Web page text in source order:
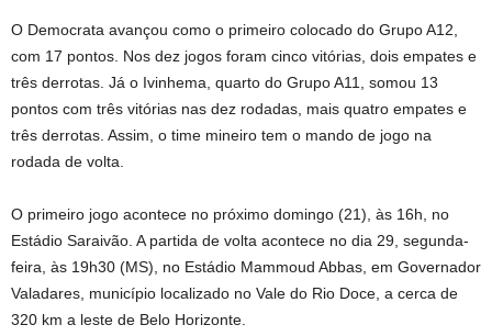
O Democrata avançou como o primeiro colocado do Grupo A12,
com 17 pontos. Nos dez jogos foram cinco vitórias, dois empates e
três derrotas. Já o Ivinhema, quarto do Grupo A11, somou 13
pontos com três vitórias nas dez rodadas, mais quatro empates e
três derrotas. Assim, o time mineiro tem o mando de jogo na
rodada de volta.
O primeiro jogo acontece no próximo domingo (21), às 16h, no
Estádio Saraivão. A partida de volta acontece no dia 29, segunda-
feira, às 19h30 (MS), no Estádio Mammoud Abbas, em Governador
Valadares, município localizado no Vale do Rio Doce, a cerca de
320 km a leste de Belo Horizonte.